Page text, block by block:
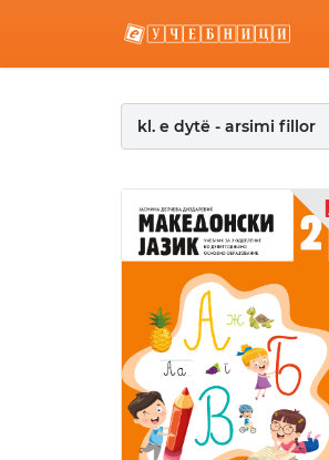
kl. e dytë - arsimi fillor